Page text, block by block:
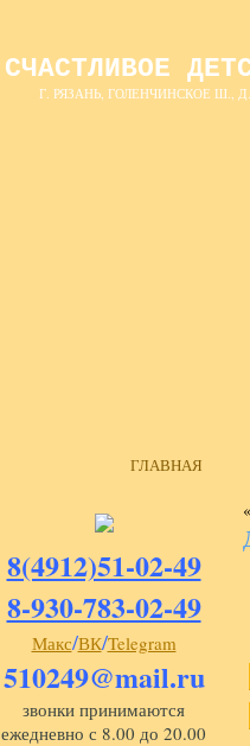
СЧАСТЛИВОЕ
Г. РЯЗАНЬ, ГОЛЕНЧИНСКОЕ Ш.,
ГЛАВНАЯ
8(4912)51-02-49
8-930-783-02-49
Макс/ВК/Telegram
510249@mail.ru
звонки принимаются
ежедневно с 8.00 до 20.00
«